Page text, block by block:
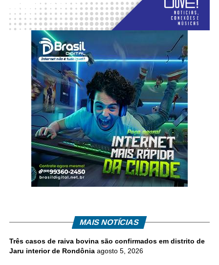
MAIS NOTÍCIAS
Três casos de raiva bovina são confirmados em distrito de
Jaru interior de Rondônia agosto 5, 2026